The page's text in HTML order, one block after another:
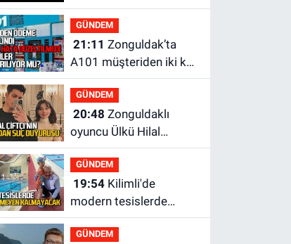
GÜNDEM
21:11
A101 müşteriden iki kez
tahsilat yaptı geri
ödemiyor!
GÜNDEM
20:48
oyuncu Ülkü Hilal
Çiftçi'nin babasından
suç duyurusu
GÜNDEM
19:54Kilimli'de
modern tesislerde
yüzme bilmeyen genç
kalmayacak
GÜNDEM